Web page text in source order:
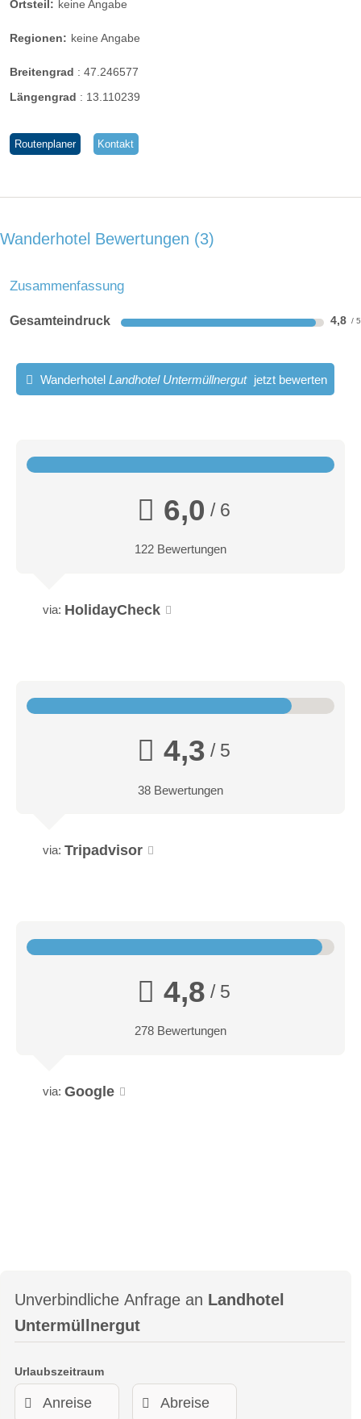
Ortsteil: keine Angabe
Regionen: keine Angabe
Breitengrad : 47.246577
Längengrad : 13.110239
Routenplaner Kontakt
Wanderhotel Bewertungen 3
Zusammenfassung
Gesamteindruck 4,8
Wanderhotel Landhotel Untermüllnergut jetzt bewerten
6,0 / 6
122 Bewertungen
via: HolidayCheck
4,3 / 5
38 Bewertungen
via: Tripadvisor
4,8 / 5
278 Bewertungen
via: Google
Unverbindliche Anfrage an Landhotel
Untermüllnergut
Urlaubszeitraum